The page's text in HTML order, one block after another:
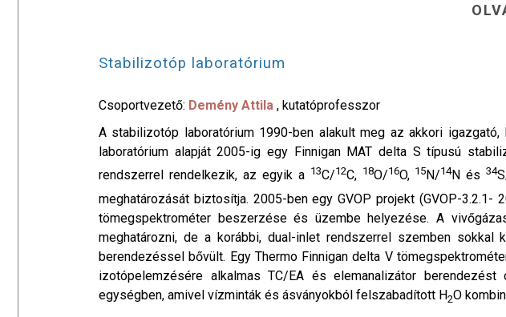
Stabilizotóp laboratórium
Csoportvezető: Demény Attila , kutatóprofesszor
A stabilizotóp laboratórium 1990-ben alakult meg az akkori
laboratórium alapját 2005-ig egy Finnigan MAT delta S típusú
rendszerrel rendelkezik, az egyik a 13C/12C, 18O/16O, 15 N/14N és34
meghatározását biztosítja. 2005-ben egy GVOP projekt (GVOP-
tömegspektrométer beszerzése és üzembe helyezése. A
meghatározni, de a korábbi, dual-inlet rendszerrel szemben sokkal
berendezéssel bővült. Egy Thermo Finnigan delta V
izotópelemzésére alkalmas TC/EA és elemanalizátor
egységben, amivel vízminták és ásványokból felszabadított H2O